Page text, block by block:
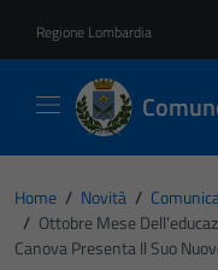
Regione Lombardia
Home / Novità /
/ Ottobre Mese
Canova Presenta Il Suo